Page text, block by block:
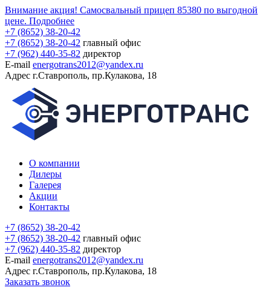
Внимание акция! Самосвальный прицеп 85380 по выгодной
цене. Подробнее
+7 (8652) 38-20-42
+7 (8652) 38-20-42 главный офис
+7 (962) 440-35-82 директор
E-mail energotrans2012@yandex.ru
Адрес г.Ставрополь, пр.Кулакова, 18
О компании
Дилеры
Галерея
Акции
Контакты
+7 (8652) 38-20-42
+7 (8652) 38-20-42 главный офис
+7 (962) 440-35-82 директор
E-mail energotrans2012@yandex.ru
Адрес г.Ставрополь, пр.Кулакова, 18
Заказать звонок